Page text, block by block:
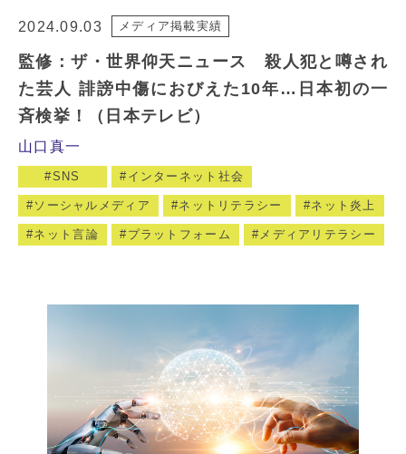
2024.09.03 メディア掲載実績
監修：ザ・世界仰天ニュース 殺人犯と噂され
た芸人 誹謗中傷におびえた10年…日本初の一
斉検挙！（日本テレビ）
山口真一
SNS インターネット社会
ソーシャルメディア ネットリテラシー ネット炎上
ネット言論 プラットフォーム メディアリテラシー